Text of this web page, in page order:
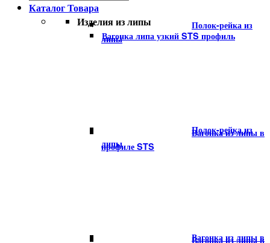
КаталогТовара
Изделия из липы
Вагонка липа узкий STS профиль
Полок-рейка из
липы
Вагонка из липы в
Полок-рейка из
липы
Вагонка из липы в
профиле STS
Вагонка из липы в